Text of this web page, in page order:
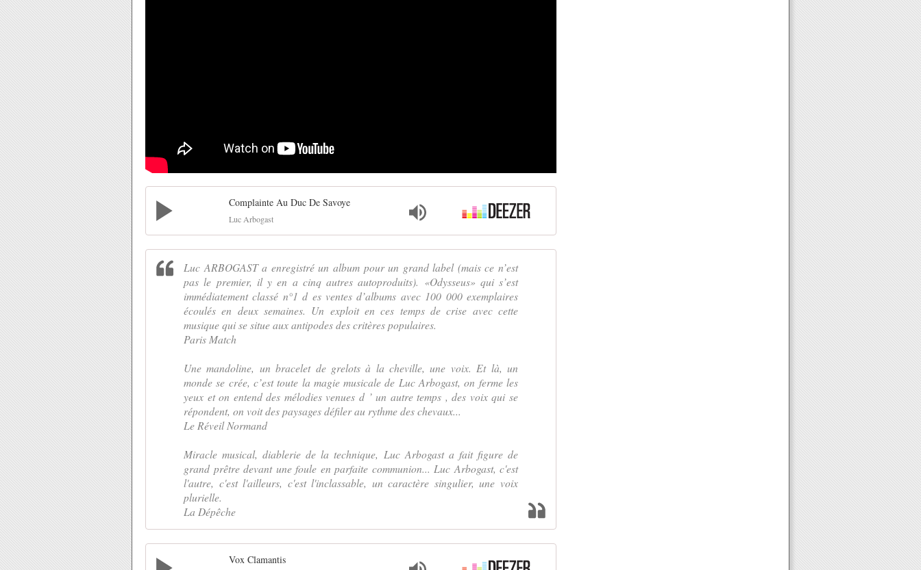
Complainte Au Duc De Savoye
Luc Arbogast
Luc ARBOGAST a enregistré un album pour un grand label (mais ce n’est
pas le premier, il y en a cinq autres autoproduits). «Odysseus» qui s’est
immédiatement classé n°1 d es ventes d’albums avec 100 000 exemplaires
écoulés en deux semaines. Un exploit en ces temps de crise avec cette
musique qui se situe aux antipodes des critères populaires.
Paris Match
Une mandoline, un bracelet de grelots à la cheville, une voix. Et là, un
monde se crée, c’est toute la magie musicale de Luc Arbogast, on ferme les
yeux et on entend des mélodies venues d ’ un autre temps , des voix qui se
répondent, on voit des paysages défiler au rythme des chevaux...
Le Réveil Normand
Miracle musical, diablerie de la technique, Luc Arbogast a fait figure de
grand prêtre devant une foule en parfaite communion... Luc Arbogast, c'est
l'autre, c'est l'ailleurs, c'est l'inclassable, un caractère singulier, une voix
plurielle.
La Dépêche
Vox Clamantis